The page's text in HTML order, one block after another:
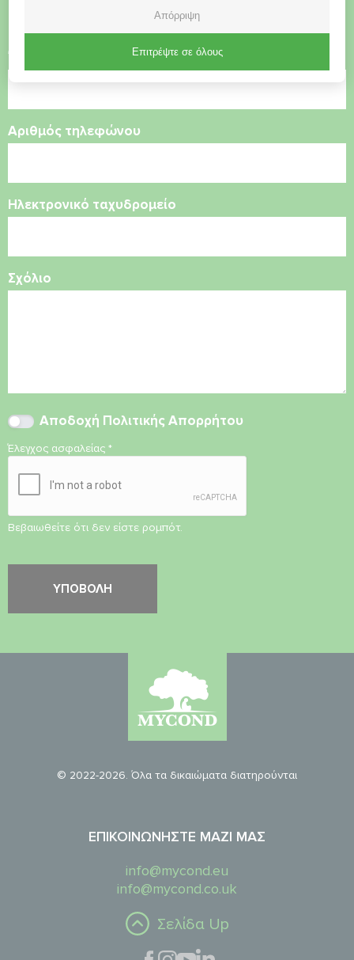
Όνομα
Αριθμός τηλεφώνου
Ηλεκτρονικό ταχυδρομείο
Σχόλιο
Αποδοχή Πολιτικής Απορρήτου
Έλεγχος ασφαλείας *
Βεβαιωθείτε ότι δεν είστε ρομπότ.
© 2022-2026. Όλα τα δικαιώματα διατηρούνται
ΕΠΙΚΟΙΝΩΝΉΣΤΕ ΜΑΖΊ ΜΑΣ
info@mycond.eu
info@mycond.co.uk
Σελίδα Up
Απόρριψη
Επιτρέψτε σε όλους